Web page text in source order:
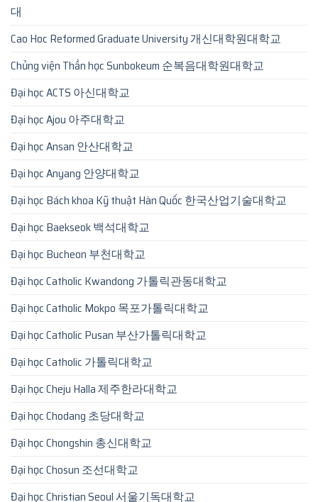
대
Cao Hoc Reformed Graduate University 개신대학원대학교
Chủng viện Thần học Sunbokeum 순복음대학원대학교
Đại học ACTS 아신대학교
Đại học Ajou 아주대학교
Đại học Ansan 안산대학교
Đại học Anyang 안양대학교
Đại học Bách khoa Kỹ thuật Hàn Quốc 한국산업기술대학교
Đại học Baekseok 백석대학교
Đại học Bucheon 부천대학교
Đại học Catholic Kwandong 가톨릭관동대학교
Đại học Catholic Mokpo 목포가톨릭대학교
Đại học Catholic Pusan 부산가톨릭대학교
Đại học Catholic 가톨릭대학교
Đại học Cheju Halla 제주한라대학교
Đại học Chodang 초당대학교
Đại học Chongshin 총신대학교
Đại học Chosun 조선대학교
Đại học Christian Seoul 서울기독대학교